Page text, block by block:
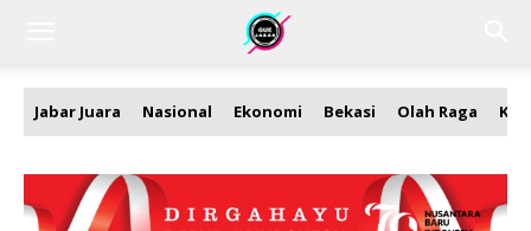
Jabar Juara Nasional Ekonomi Bekasi Olah Raga